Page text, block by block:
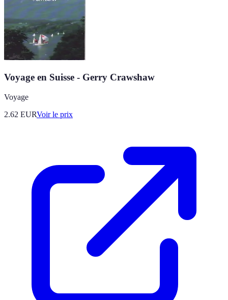
Voyage en Suisse - Gerry Crawshaw
Voyage
2.62 EURVoir le prix